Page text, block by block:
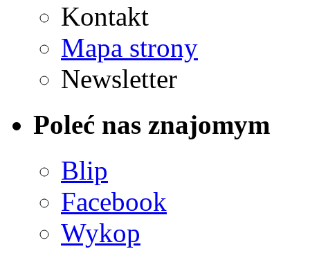
Kontakt
Mapa strony
Newsletter
Poleć nas znajomym
Blip
Facebook
Wykop